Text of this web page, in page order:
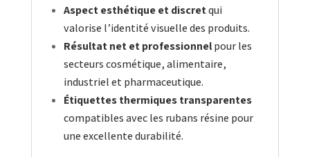
Aspect esthétique et discretqui
valorise l’identité visuelle des produits.
Résultat net et professionnelpour les
secteurs cosmétique, alimentaire,
industriel et pharmaceutique.
Étiquettes thermiques transparentes
compatibles avec les rubans résine pour
une excellente durabilité.